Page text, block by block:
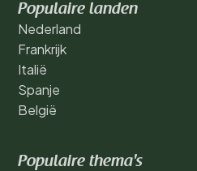
Populaire landen
Nederland
Frankrijk
Italië
Spanje
België
Populaire thema's